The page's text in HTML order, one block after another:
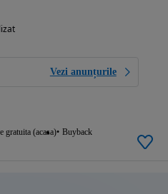
Vezi anunțurile
gratuita (acasa) Buyback